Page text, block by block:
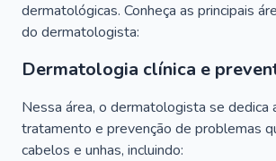
dermatológicas. Conheça as principais
do dermatologista:
Dermatologia clínica e
Nessa área, o dermatologista se dedica
tratamento e prevenção de problemas
cabelos e unhas, incluindo: